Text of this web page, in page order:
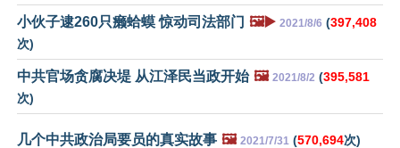
小伙子逮260只癞蛤蟆 惊动司法部门 🖼️▶️ 2021/8/6 (397,408
次)
中共官场贪腐决堤 从江泽民当政开始 🖼️ 2021/8/2 (395,581
次)
几个中共政治局要员的真实故事 🖼️ 2021/7/31 (570,694次)